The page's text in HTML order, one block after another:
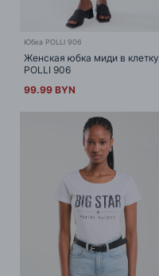
Юбка POLLI 906
Женская юбка миди в клетку
POLLI 906
99.99 BYN